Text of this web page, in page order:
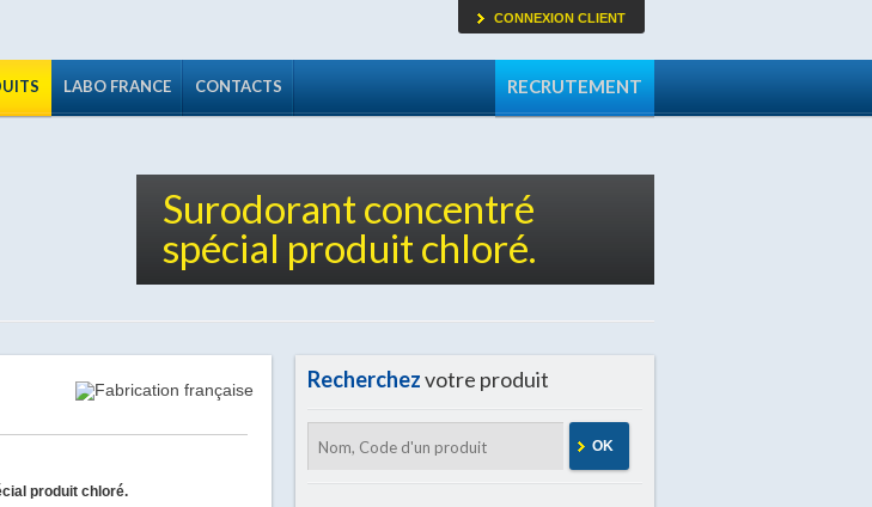
RECRUTEMENT
LABO FRANCE CONTACTS
CONNEXION CLIENT
Surodorant concentré
spécial produit chloré.
produit chloré.
Recherchezvotre produit
OK